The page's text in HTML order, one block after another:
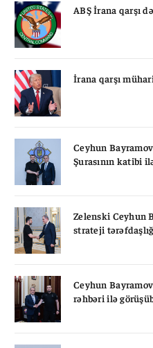
ABŞ İrana qarşı
İrana qarşı
Ceyhun
Şurasının katibi
Zelenski Ceyhun
strateji
Ceyhun
rəhbəri ilə